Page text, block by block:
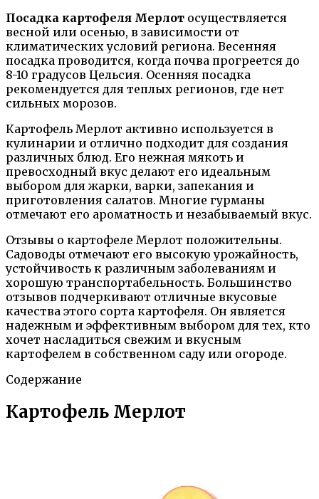
Посадка картофеля Мерлот осуществляется
весной или осенью, в зависимости от
климатических условий региона. Весенняя
посадка проводится, когда почва прогреется до
8-10 градусов Цельсия. Осенняя посадка
рекомендуется для теплых регионов, где нет
сильных морозов.
Картофель Мерлот активно используется в
кулинарии и отлично подходит для создания
различных блюд. Его нежная мякоть и
превосходный вкус делают его идеальным
выбором для жарки, варки, запекания и
приготовления салатов. Многие гурманы
отмечают его ароматность и незабываемый вкус.
Отзывы о картофеле Мерлот положительны.
Садоводы отмечают его высокую урожайность,
устойчивость к различным заболеваниям и
хорошую транспортабельность. Большинство
отзывов подчеркивают отличные вкусовые
качества этого сорта картофеля. Он является
надежным и эффективным выбором для тех, кто
хочет насладиться свежим и вкусным
картофелем в собственном саду или огороде.
Содержание
Картофель Мерлот